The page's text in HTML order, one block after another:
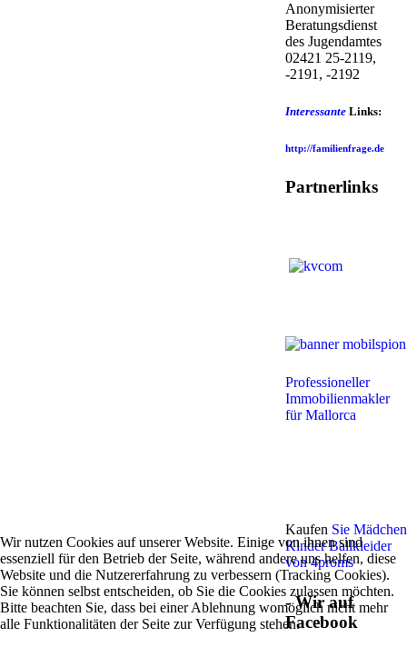
Anonymisierter
Beratungsdienst
des Jugendamtes
02421 25-2119,
-2191, -2192
InteressanteLinks:
http://familienfrage.de
Partnerlinks
Professioneller
Immobilienmakler
für Mallorca
Kaufen Sie Mädchen
Kinder Ballkleider
von 4proms
- Wir auf
Facebook
Wir nutzen Cookies auf unserer Website. Einige von ihnen sind
essenziell für den Betrieb der Seite, während andere uns helfen, diese
Website und die Nutzererfahrung zu verbessern (Tracking Cookies).
Sie können selbst entscheiden, ob Sie die Cookies zulassen möchten.
Bitte beachten Sie, dass bei einer Ablehnung womöglich nicht mehr
alle Funktionalitäten der Seite zur Verfügung stehen.